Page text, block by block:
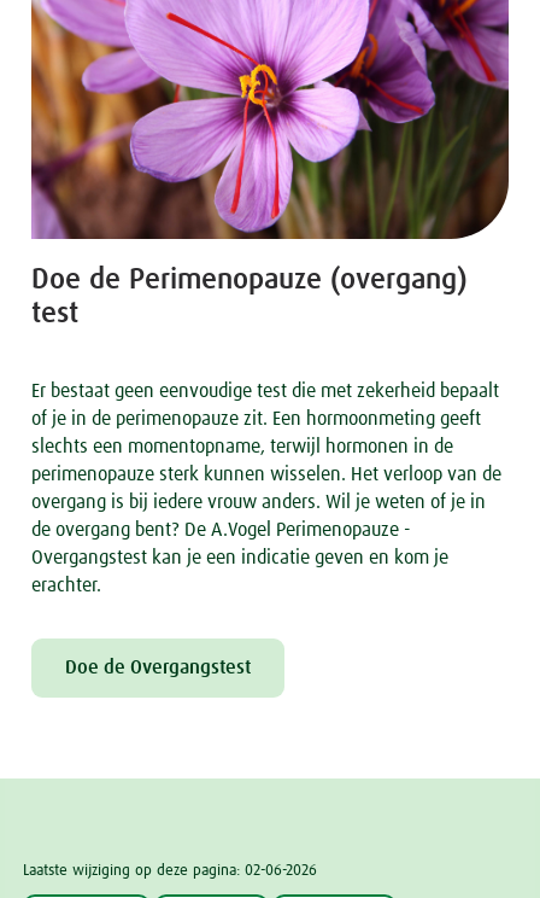
Doe de Perimenopauze (overgang)
test
Er bestaat geen eenvoudige test die met zekerheid bepaalt
of je in de perimenopauze zit. Een hormoonmeting geeft
slechts een momentopname, terwijl hormonen in de
perimenopauze sterk kunnen wisselen. Het verloop van de
overgang is bij iedere vrouw anders. Wil je weten of je in
de overgang bent? De A.Vogel Perimenopauze -
Overgangstest kan je een indicatie geven en kom je
erachter.
Doe de Overgangstest
Laatste wijziging op deze pagina: 02-06-2026